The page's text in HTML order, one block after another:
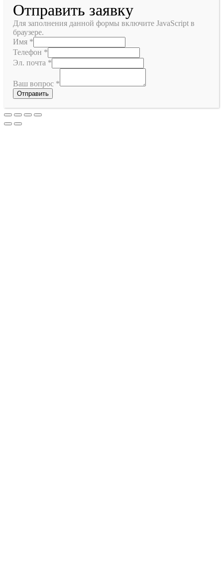
Отправить заявку
Для заполнения данной формы включите JavaScript в
браузере.
Имя *
Телефон *
Эл. почта *
Ваш вопрос *
Отправить